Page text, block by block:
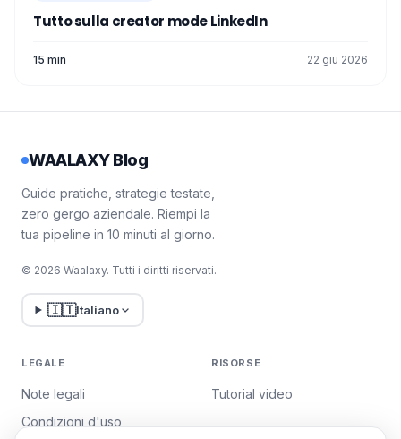
Tutto sulla creator mode LinkedIn
15 min 22 giu 2026
WAALAXY Blog
Guide pratiche, strategie testate,
zero gergo aziendale. Riempi la
tua pipeline in 10 minuti al giorno.
© 2026 Waalaxy. Tutti i diritti riservati.
🇮🇹Italiano
LEGALE
Note legali
Condizioni d'uso
RISORSE
Tutorial video